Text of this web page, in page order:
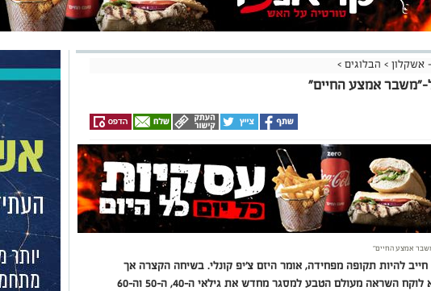
אשקלון > הבלוגים >
״משבר אמצע החיים״
אמצע החיים״
להיות תקופה מפחידה, אומר היזם צ׳יפ קונלי. בשיחה הקצרה אך
הקולעת הזו, הוא לוקח השראה מעולם הטבע למסגר מחדש את גילאי ה-40, ה-50 וה-60